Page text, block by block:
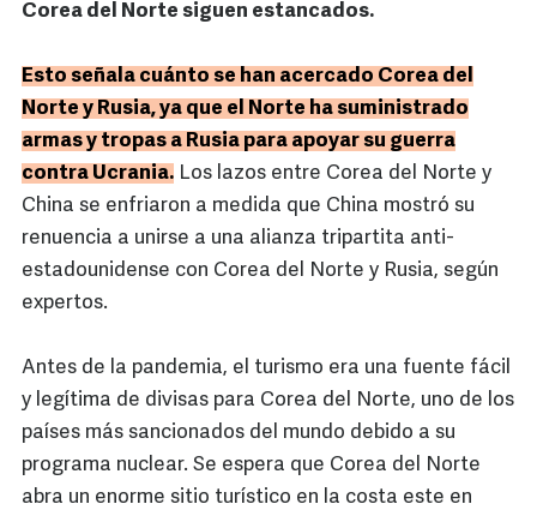
Corea del Norte siguen estancados.
Esto señala cuánto se han acercado Corea del
Norte y Rusia, ya que el Norte ha suministrado
armas y tropas a Rusia para apoyar su guerra
contra Ucrania. Los lazos entre Corea del Norte y
China se enfriaron a medida que China mostró su
renuencia a unirse a una alianza tripartita anti-
estadounidense con Corea del Norte y Rusia, según
expertos.
Antes de la pandemia, el turismo era una fuente fácil
y legítima de divisas para Corea del Norte, uno de los
países más sancionados del mundo debido a su
programa nuclear. Se espera que Corea del Norte
abra un enorme sitio turístico en la costa este en